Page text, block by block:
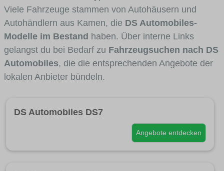
Viele Fahrzeuge stammen von Autohäusern und
Autohändlern aus Kamen, die DS Automobiles-
Modelle im Bestand haben. Über interne Links
gelangst du bei Bedarf zu Fahrzeugsuchen nach DS
Automobiles, die die entsprechenden Angebote der
lokalen Anbieter bündeln.
DS Automobiles DS7
Angebote entdecken